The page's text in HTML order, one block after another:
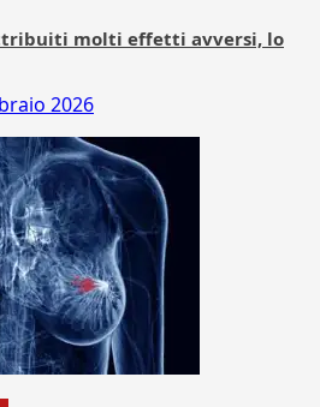
molti effetti avversi, lo
2026